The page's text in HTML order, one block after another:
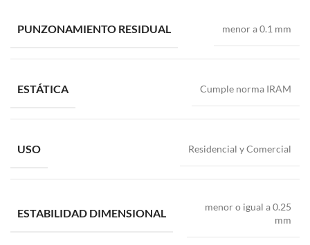
PUNZONAMIENTO RESIDUAL menor a 0.1 mm
ESTÁTICA Cumple norma IRAM
USO Residencial y Comercial
ESTABILIDAD DIMENSIONAL
menor o igual a 0.25
mm